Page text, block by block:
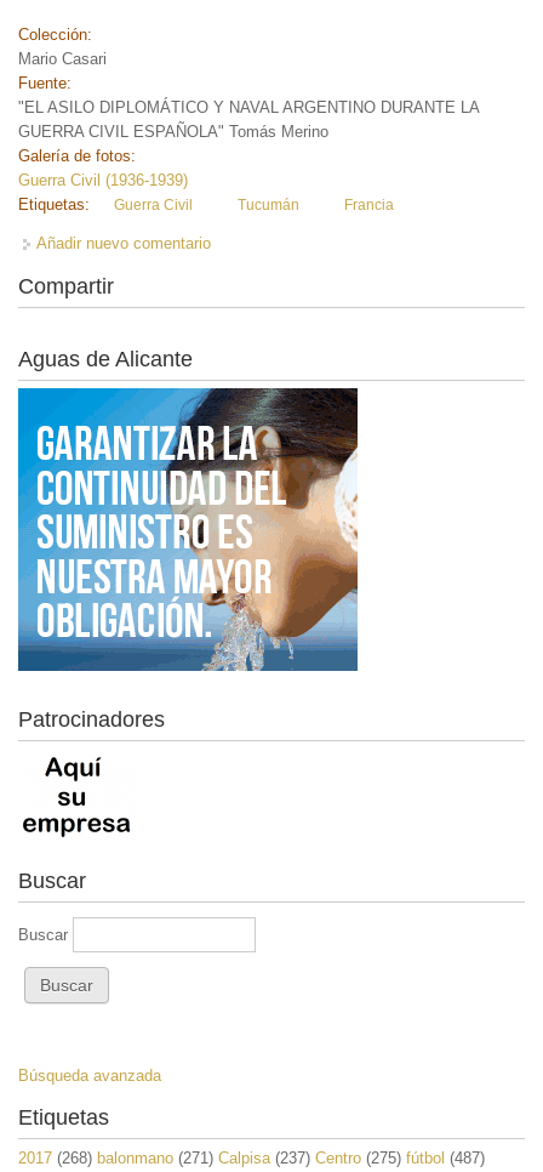
Colección:
Mario Casari
Fuente:
"EL ASILO DIPLOMÁTICO Y NAVAL ARGENTINO DURANTE LA
GUERRA CIVIL ESPAÑOLA" Tomás Merino
Galería de fotos:
Guerra Civil (1936-1939)
Etiquetas:
Guerra Civil Tucumán Francia
Añadir nuevo comentario
Compartir
Aguas de Alicante
Patrocinadores
Buscar
Buscar
Búsqueda avanzada
Etiquetas
2017 (268) balonmano (271) Calpisa(237) Centro (275) fútbol (487)